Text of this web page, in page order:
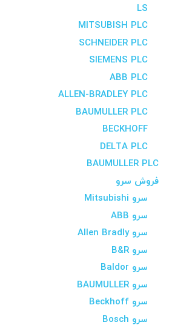
LS
MITSUBISH PLC
SCHNEIDER PLC
SIEMENS PLC
ABB PLC
ALLEN-BRADLEY PLC
BAUMULLER PLC
BECKHOFF
DELTA PLC
BAUMULLER PLC
فروش سرو
سرو Mitsubishi
سرو ABB
سرو Allen Bradly
سرو B&R
سرو Baldor
سرو BAUMULLER
سرو Beckhoff
سرو Bosch